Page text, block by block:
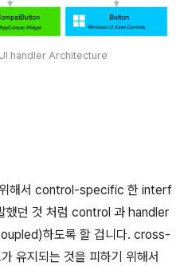
handler Architecture
해서 control-specific 한 interf
했던 것 처럼 control 과 handler
하도록 할 겁니다. cross-
유지되는 것을 피하기 위해서